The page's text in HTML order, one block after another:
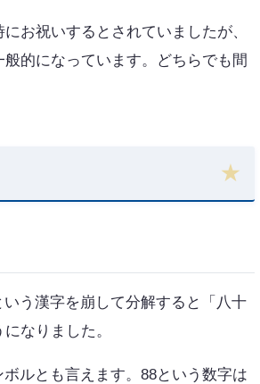
お祝いするとされていましたが、
的になっています。どちらでも間
う漢字を崩して分解すると「八十
なりました。
ルとも言えます。88という数字は